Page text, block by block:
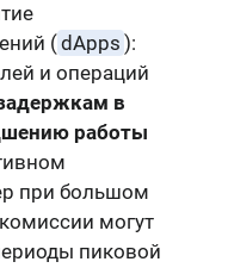
(dApps ):
и операций
в
работы
при большом
могут
пиковой